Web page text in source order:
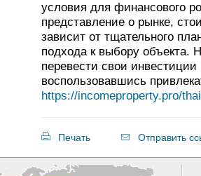
условия для финансового
представление о рынке,
зависит от тщательного
подхода к выбору объекта.
перевести свои
воспользовавшись
https://incomeproperty.pro/
Печать Отправить